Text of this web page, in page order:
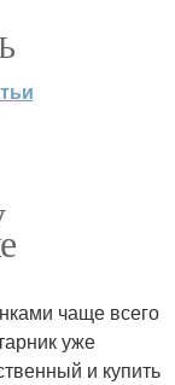
чаще всего
уже
и купить